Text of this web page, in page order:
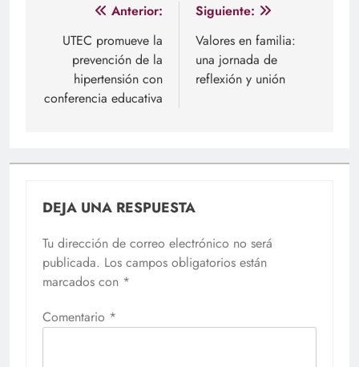
Navegación
de
entradas
Anterior:
UTEC promueve la
prevención de la
hipertensión con
conferencia educativa
Siguiente:
Valores en familia:
una jornada de
reflexión y unión
DEJA UNA RESPUESTA
Tu dirección de correo electrónico no será
publicada. Los campos obligatorios están
marcados con *
Comentario *